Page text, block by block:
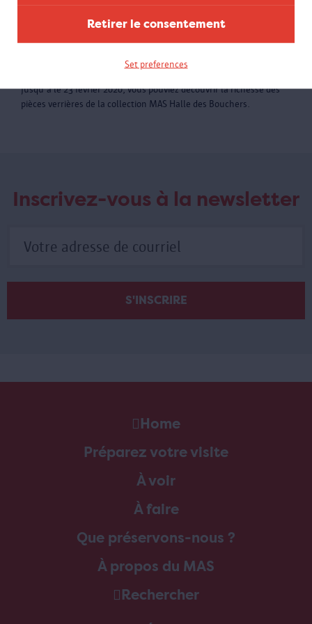
Retirer le consentement
Set preferences
Verre au MAS
Jusqu'a le 23 février 2020, vous pouviez découvrir la richesse des
pièces verrières de la collection MAS Halle des Bouchers.
Inscrivez-vous à la newsletter
Home
Préparez votre visite
À voir
À faire
Que préservons-nous ?
À propos du MAS
Rechercher